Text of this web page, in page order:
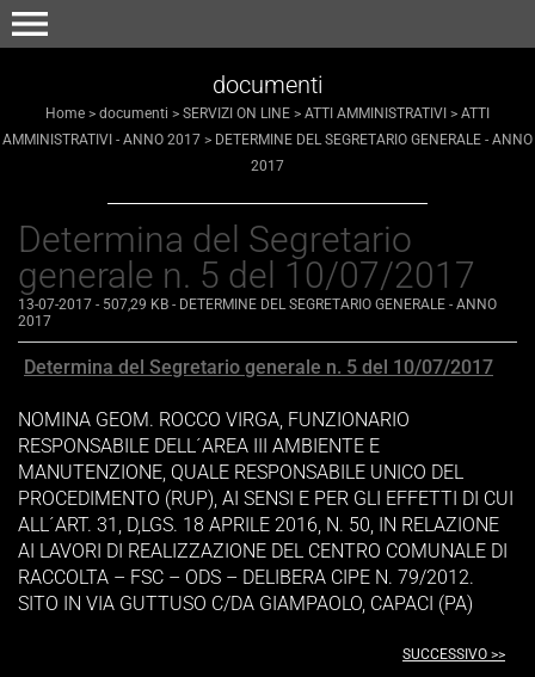
menu
documenti
Home > documenti > SERVIZI ON LINE > ATTI AMMINISTRATIVI > ATTI
AMMINISTRATIVI - ANNO 2017 > DETERMINE DEL SEGRETARIO GENERALE - ANNO
2017
Determina del Segretario
generale n. 5 del 10/07/2017
13-07-2017 - 507,29 KB - DETERMINE DEL SEGRETARIO GENERALE - ANNO
2017
Determina del Segretario generale n. 5 del 10/07/2017
NOMINA GEOM. ROCCO VIRGA, FUNZIONARIO
RESPONSABILE DELL´AREA III AMBIENTE E
MANUTENZIONE, QUALE RESPONSABILE UNICO DEL
PROCEDIMENTO (RUP), AI SENSI E PER GLI EFFETTI DI CUI
ALL´ART. 31, D,LGS. 18 APRILE 2016, N. 50, IN RELAZIONE
AI LAVORI DI REALIZZAZIONE DEL CENTRO COMUNALE DI
RACCOLTA – FSC – ODS – DELIBERA CIPE N. 79/2012.
SITO IN VIA GUTTUSO C/DA GIAMPAOLO, CAPACI (PA)
SUCCESSIVO >>